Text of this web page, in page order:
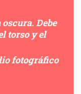
Debe
torso y el
fotográfico